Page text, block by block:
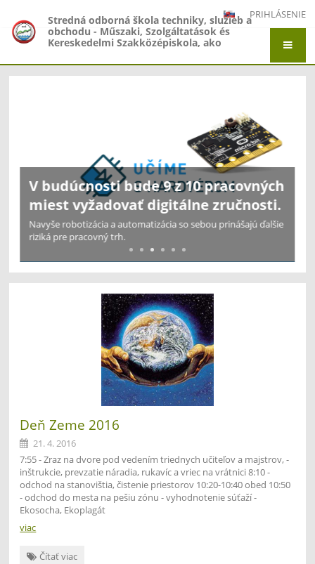
PRIHLÁSENIE
Stredná odborná škola techniky, služieb a
obchodu - Műszaki, Szolgáltatások és
Kereskedelmi Szakközépiskola, ako
Gimnázium, Gymnázium Jána Amosa
Komenského - Comenius Gimnázium a
Kereskedelmi Szakközépiskola, Adyho 7,
V budúcnosti bude 9 z 10 pracovných
miest vyžadovať digitálne zručnosti.
Navyše robotizácia a automatizácia so sebou prinášajú ďalšie
riziká pre pracovný trh.
Deň Zeme 2016
21. 4. 2016
7:55 - Zraz na dvore pod vedením triednych učiteľov a majstrov, -
inštrukcie, prevzatie náradia, rukavíc a vriec na vrátnici 8:10 -
odchod na stanovištia, čistenie priestorov 10:20-10:40 obed 10:50
- odchod do mesta na pešiu zónu - vyhodnotenie súťaží -
Ekosocha, Ekoplagát
viac
Deň
Čítať viac